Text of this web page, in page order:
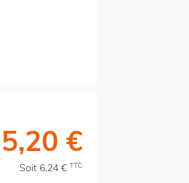
5,20 €
Soit 6,24 € TTC